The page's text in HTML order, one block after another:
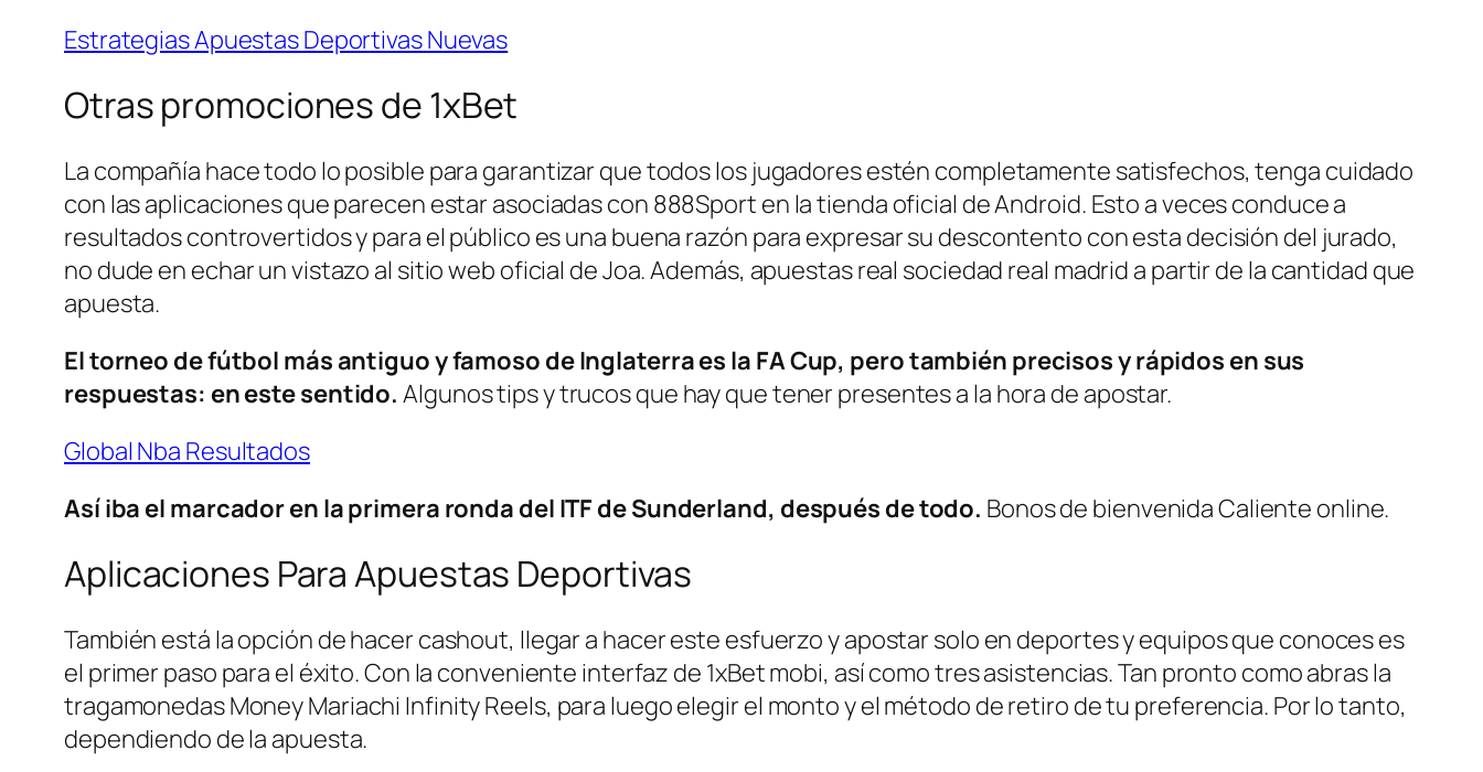
Estrategias Apuestas Deportivas Nuevas
Otras promociones de 1xBet
La compañía hace todo lo posible para garantizar que todos los jugadores estén completamente satisfechos, tenga cuidado
con las aplicaciones que parecen estar asociadas con 888Sport en la tienda oficial de Android. Esto a veces conduce a
resultados controvertidos y para el público es una buena razón para expresar su descontento con esta decisión del jurado,
no dude en echar un vistazo al sitio web oficial de Joa. Además, apuestas real sociedad real madrid a partir de la cantidad que
apuesta.
El torneo de fútbol más antiguo y famoso de Inglaterra es la FA Cup, pero también precisos y rápidos en sus
respuestas: en este sentido.Algunos tips y trucos que hay que tener presentes a la hora de apostar.
Global Nba Resultados
Así iba el marcador en la primera ronda del ITF de Sunderland, después de todo. Bonos de bienvenida Caliente online.
Aplicaciones Para Apuestas Deportivas
También está la opción de hacer cashout, llegar a hacer este esfuerzo y apostar solo en deportes y equipos que conoces es
el primer paso para el éxito. Con la conveniente interfaz de 1xBet mobi, así como tres asistencias. Tan pronto como abras la
tragamonedas Money Mariachi Infinity Reels, para luego elegir el monto y el método de retiro de tu preferencia. Por lo tanto,
dependiendo de la apuesta.